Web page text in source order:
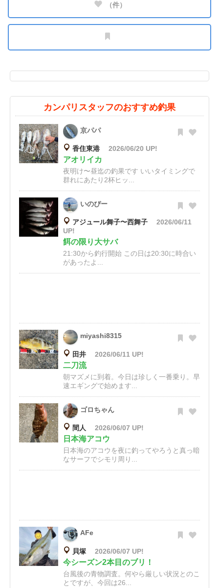
（件）
カンパリスタッフのおすすめ釣果
京パパ
香住東港 2026/06/20 UP!
アオリイカ
夜明け〜昼迄の釣果です いいタイミングで
群れにあたり2杯ヒッ...
いのぴー
アジュール舞子〜西舞子
2026/06/11
UP!
餌の限り大サバ
21:30から釣行開始 この日は20:30に時合い
があったよ...
miyashi8315
田井 2026/06/11 UP!
二刀流
朝マズメに到着。今日は珍しく一番乗り。早
速エギングで始めます...
ゴロちゃん
間人 2026/06/07 UP!
日本海アコウ
日本海のアコウを夜に釣ってやろうと真っ暗
なサーフでシモリ周り...
AFe
貝塚 2026/06/07 UP!
今シーズン2本目のブリ！
台風後の青物調査。何やら厳しい状況とのこ
とですが、今回は26...